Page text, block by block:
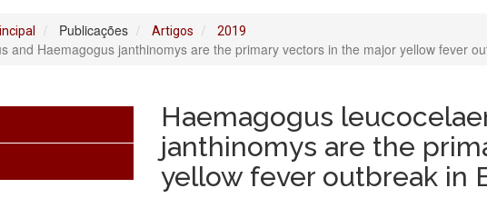
Publicações Artigos 2019
and Haemagogus janthinomys are the primary vectors in the major yellow fever
Haemagogus
janthinomys are the
yellow fever outbreak in